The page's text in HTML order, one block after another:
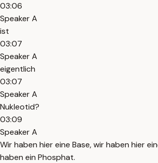
03:06
Speaker A
ist
03:07
Speaker A
eigentlich
03:07
Speaker A
Nukleotid?
03:09
Speaker A
Wir haben hier eine Base, wir haben hier
haben ein Phosphat.